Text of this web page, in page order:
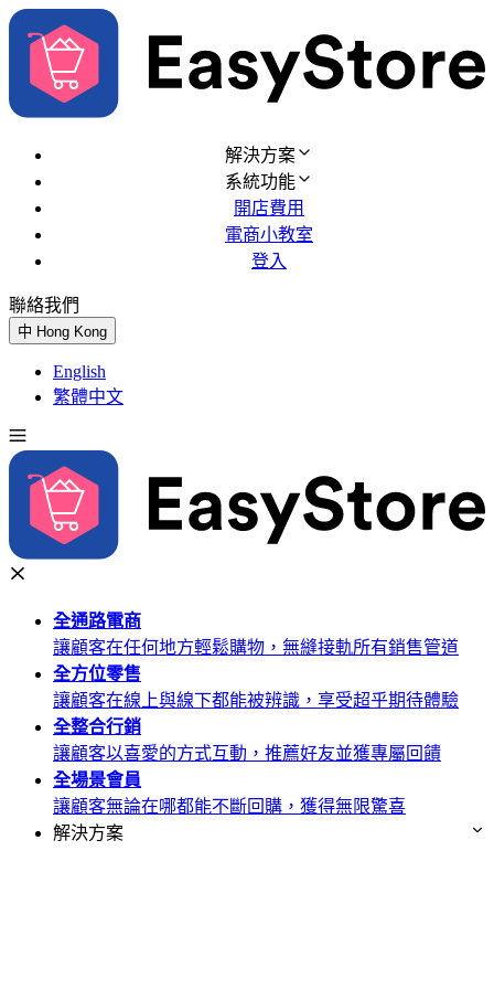
解決方案
系統功能
開店費用
電商小教室
登入
聯絡我們
中 Hong Kong
English
繁體中文
全通路電商
讓顧客在任何地方輕鬆購物，無縫接軌所有銷售管道
全方位零售
讓顧客在線上與線下都能被辨識，享受超乎期待體驗
全整合行銷
讓顧客以喜愛的方式互動，推薦好友並獲專屬回饋
全場景會員
讓顧客無論在哪都能不斷回購，獲得無限驚喜
解決方案